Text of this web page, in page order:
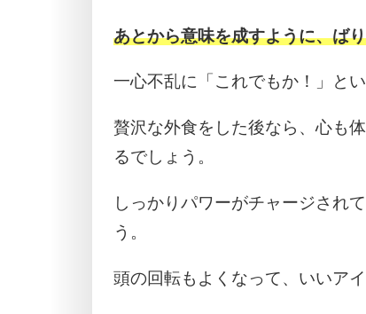
あとから意味を成すように、ば
一心不乱に「これでもか！」と
贅沢な外食をした後なら、心も
るでしょう。
しっかりパワーがチャージされ
う。
頭の回転もよくなって、いいア